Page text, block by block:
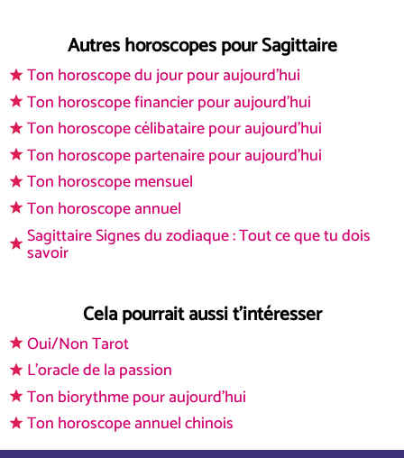
Autres horoscopes pour Sagittaire
Ton horoscope du jour pour aujourd'hui
Ton horoscope financier pour aujourd'hui
Ton horoscope célibataire pour aujourd'hui
Ton horoscope partenaire pour aujourd'hui
Ton horoscope mensuel
Ton horoscope annuel
Sagittaire Signes du zodiaque : Tout ce que tu dois
savoir
Cela pourrait aussi t'intéresser
Oui/Non Tarot
L'oracle de la passion
Ton biorythme pour aujourd'hui
Ton horoscope annuel chinois